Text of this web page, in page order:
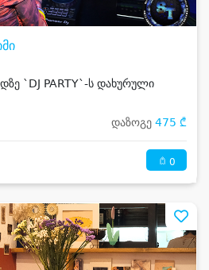
`DJ PARTY`-ს დახურული
დაზოგე 475 ₾
0